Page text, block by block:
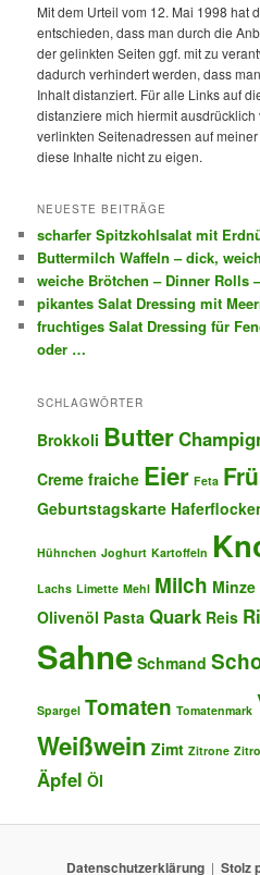
Mit dem Urteil vom 12. Mai 1998 hat
entschieden, dass man durch die
der gelinkten Seiten ggf. mit zu
dadurch verhindert werden, dass
Inhalt distanziert. Für alle Links auf
distanziere mich hiermit
verlinkten Seitenadressen auf
diese Inhalte nicht zu eigen.
NEUESTE BEITRÄGE
scharfer Spitzkohlsalat mit
Buttermilch Waffeln – dick,
weiche Brötchen – Dinner Rolls
pikantes Salat Dressing mit
fruchtiges Salat Dressing für
oder …
SCHLAGWÖRTER
Brokkoli Butter
Creme fraiche Eier Feta
Geburtstagskarte
Hühnchen Joghurt Kartoffeln
Lachs Limette Mehl Milch Minze
Olivenöl Pasta Quark Reis
Sahne Schmand
Spargel Tomaten Tomatenmark
Weißwein Zimt Zitrone
Äpfel Öl
Datenschutzerklärung Stolz